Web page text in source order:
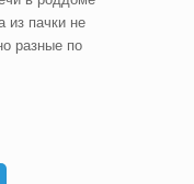
из пачки не
разные по